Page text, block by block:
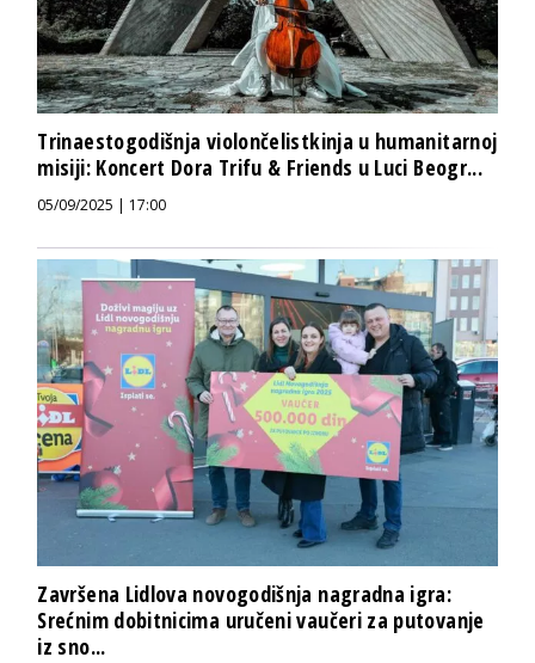
Trinaestogodišnja violončelistkinja u humanitarnoj
misiji: Koncert Dora Trifu & Friends u Luci Beogr...
05/09/2025 | 17:00
Završena Lidlova novogodišnja nagradna igra:
Srećnim dobitnicima uručeni vaučeri za putovanje
iz sno...